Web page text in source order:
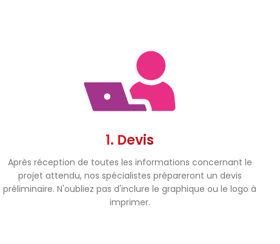
1. Devis
Après réception de toutes les informations concernant le
projet attendu, nos spécialistes prépareront un devis
préliminaire. N'oubliez pas d'inclure le graphique ou le logo à
imprimer.